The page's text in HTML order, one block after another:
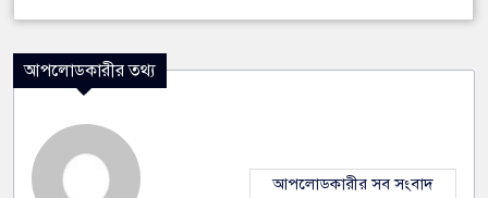
আপলোডকারীর তথ্য
আপলোডকারীর সব সংবাদ